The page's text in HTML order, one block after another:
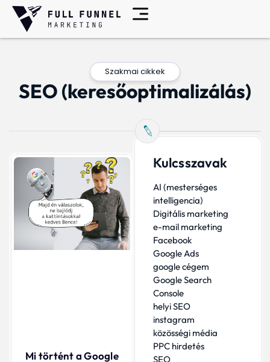
Szakmai cikkek
SEO (keresőoptimalizálás)
Mi történt a Google
Kulcsszavak
AI (mesterséges
intelligencia)
Digitális marketing
e-mail marketing
Facebook
Google Ads
google cégem
Google Search
Console
helyi SEO
instagram
közösségi média
PPC hirdetés
SEO